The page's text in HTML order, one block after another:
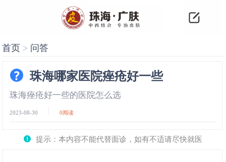
首页 > 问答
珠海哪家医院痤疮好一些
珠海痤疮好一些的医院怎么选
2023-08-30 0阅读
提示：本内容不能代替面诊，如有不适请尽快就医